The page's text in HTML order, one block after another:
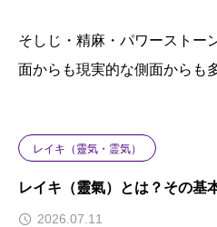
そしじ・精麻・パワーストー
面からも現実的な側面からも
レイキ（靈気・霊気）
レイキ（靈氣）とは？その基
2026.07.11